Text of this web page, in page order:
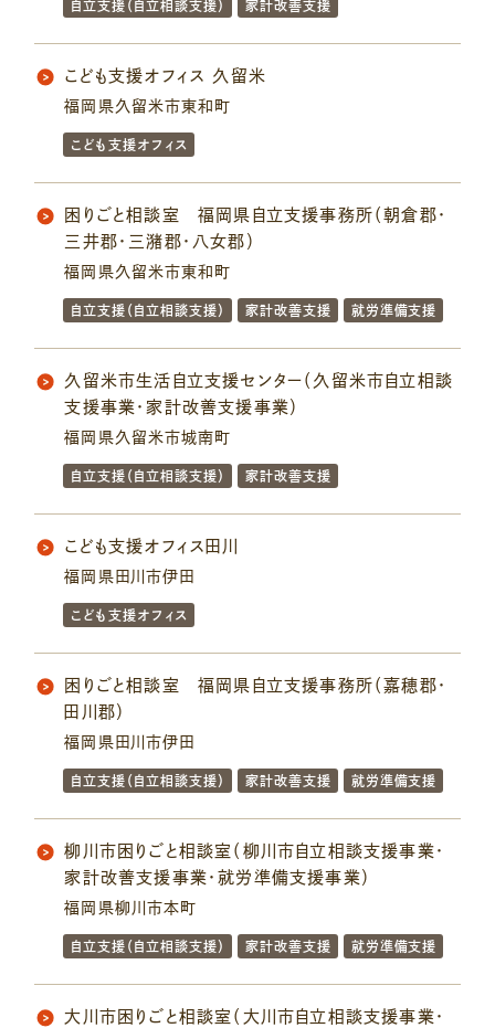
自立支援（自立相談支援） 家計改善支援
こども支援オフィス 久留米
福岡県久留米市東和町
こども支援オフィス
困りごと相談室 福岡県自立支援事務所（朝倉郡・
三井郡・三潴郡・八女郡）
福岡県久留米市東和町
自立支援（自立相談支援） 家計改善支援 就労準備支援
久留米市生活自立支援センター（久留米市自立相談
支援事業・家計改善支援事業）
福岡県久留米市城南町
自立支援（自立相談支援） 家計改善支援
こども支援オフィス田川
福岡県田川市伊田
こども支援オフィス
困りごと相談室 福岡県自立支援事務所（嘉穂郡・
田川郡）
福岡県田川市伊田
自立支援（自立相談支援） 家計改善支援 就労準備支援
柳川市困りごと相談室（柳川市自立相談支援事業・
家計改善支援事業・就労準備支援事業）
福岡県柳川市本町
自立支援（自立相談支援） 家計改善支援 就労準備支援
大川市困りごと相談室（大川市自立相談支援事業・